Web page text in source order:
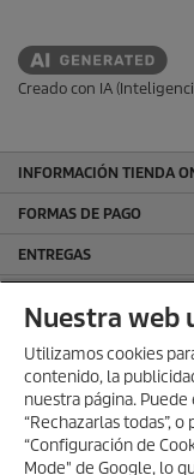
Creado con IA
INFORMACIÓN TIENDA
FORMAS DE PAGO
ENTREGAS
SÍGUENOS EN REDES
CONTACTO
INFORMACIÓN GENERAL
Nuestra web
Utilizamos cookies
contenido, la
nuestra página. Puede
“Rechazarlas todas”,
“Configuración de
Mode" de Google, lo